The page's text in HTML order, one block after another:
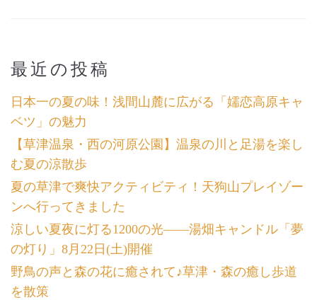
最近の投稿
日本一の夏の味！浅間山麓に広がる「嬬恋高原キャ
ベツ」の魅力
【草津温泉・西の河原公園】温泉の川と足湯を楽し
む夏の涼散歩
夏の草津で爽快アクティビティ！天狗山プレイゾー
ンへ行ってきました
涼しい夏夜に灯る1200の光――湯畑キャンドル「夢
の灯り」8月22日(土)開催
野鳥の声と森の花に癒されて♪草津・森の癒し歩道
を散策